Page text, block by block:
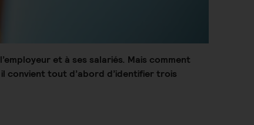
et à ses salariés. Mais comment
convient tout d’abord d’identifier trois